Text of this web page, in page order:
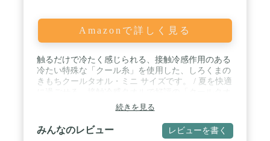
Amazonで詳しく見る
触るだけで冷たく感じられる、接触冷感作用のある
冷たい特殊な「クール糸」を使用した、しろくまの
きもちクールタオル・ミニ サイズです。 / 夏を快適
ル」に、ちょっとしたお出掛けにも便利なハンカチ
タイプが登場しました。水に濡らして、軽く絞って
使うと、気化熱効果でさらにひんやり感がアップし
ます。 / 一般的な綿100％のタオルとは違い、柔ら
続きを見る
みんなのレビュー レビューを書く